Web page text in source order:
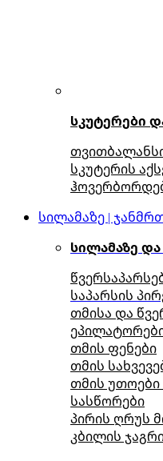
სკუტერები
სკუტერის
სილამაზე |
სილამაზე
საპარსის
თმისა და
თმის ფენები
თმის
თმის
სასწორები
პირის ღრუს
კბილის